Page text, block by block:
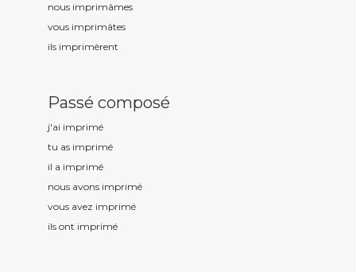
nous imprimâmes
vous imprimâtes
ils imprimèrent
Passé composé
j'ai imprimé
tu as imprimé
il a imprimé
nous avons imprimé
vous avez imprimé
ils ont imprimé